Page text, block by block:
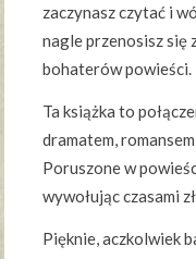
zaczynasz czytać i
nagle przenosisz się
bohaterów powieści.
Ta książka to
dramatem,
Poruszone w
wywołując czasami
Pięknie, aczkolwiek